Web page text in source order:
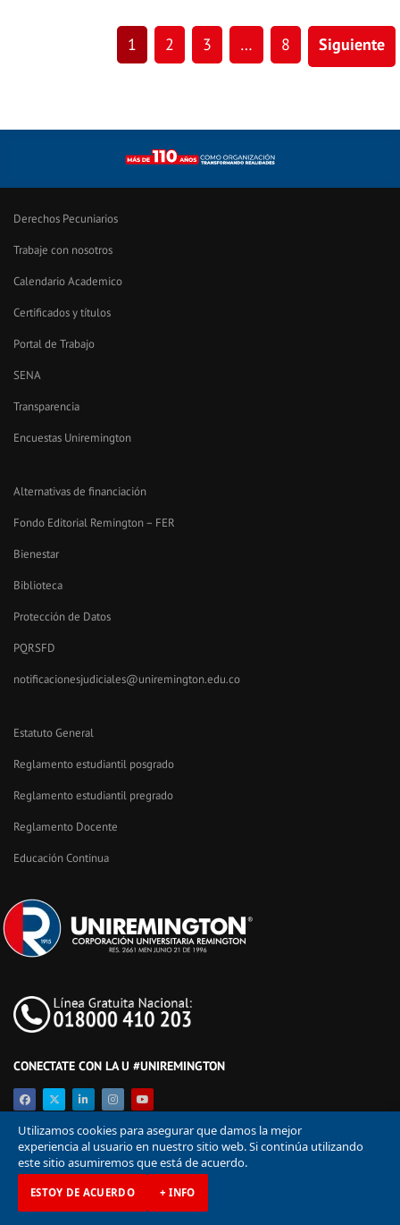
1 2 3 … 8 Siguiente
Derechos Pecuniarios
Trabaje con nosotros
Calendario Academico
Certificados y títulos
Portal de Trabajo
SENA
Transparencia
Encuestas Uniremington
Alternativas de financiación
Fondo Editorial Remington – FER
Bienestar
Biblioteca
Protección de Datos
PQRSFD
notificacionesjudiciales@uniremington.edu.co
Estatuto General
Reglamento estudiantil posgrado
Reglamento estudiantil pregrado
Reglamento Docente
Educación Continua
CONECTATE CON LA U #UNIREMINGTON
© Corporación Universitaria Remington 2026
Utilizamos cookies para asegurar que damos la mejor
experiencia al usuario en nuestro sitio web. Si continúa utilizando
este sitio asumiremos que está de acuerdo.
ESTOY DE ACUERDO + INFO